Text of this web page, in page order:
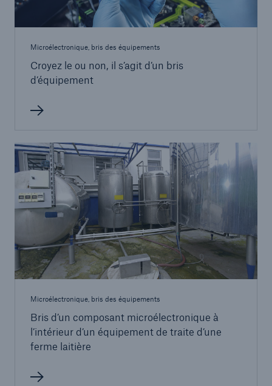
Microélectronique, bris des équipements
Croyez le ou non, il s’agit d’un bris
d’équipement
Microélectronique, bris des équipements
Bris d’un composant microélectronique à
l’intérieur d’un équipement de traite d’une
ferme laitière